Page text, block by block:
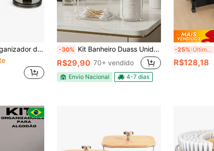
de Algodão e Discos de Algodão, Organizador de Armazenamento para Bancada de Banheiro e Penteadeira de Maquiagem
-30% Kit Banheiro Duass Unidades Minimalista Porta Algodão e Porta Cotonete Em Acrílico e Bambu Natural Decoração Moderna Organização
R$29,90 70+ vendido
Envio Nacional 4-7 dias
-25% Últimos 2 dias
R$128,18